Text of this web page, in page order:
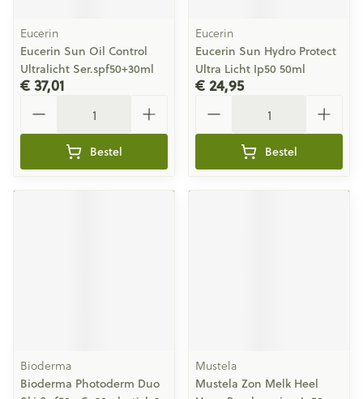
Eucerin
Eucerin Sun Oil Control
Ultralicht Ser.spf50+30ml
€ 37,01
Bestel
Eucerin
Eucerin Sun Hydro Protect
Ultra Licht Ip50 50ml
€ 24,95
Bestel
Bioderma
Bioderma Photoderm Duo
Mustela
Mustela Zon Melk Heel